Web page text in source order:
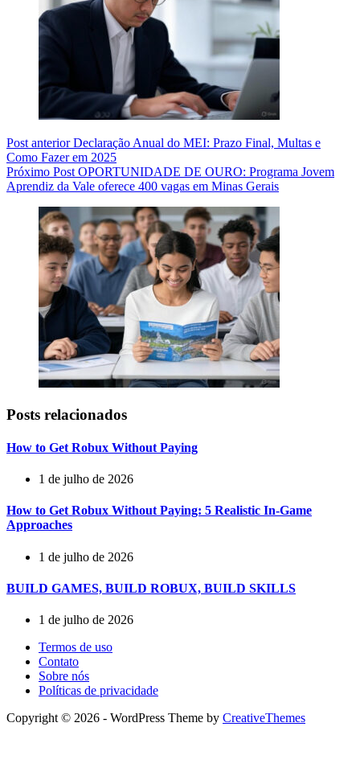
Post anteriorDeclaração Anual do MEI: Prazo Final, Multas e
Como Fazer em 2025
Próximo Post OPORTUNIDADE DE OURO: Programa Jovem
Aprendiz da Vale oferece 400 vagas em Minas Gerais
Posts relacionados
How to Get Robux Without Paying
1 de julho de 2026
How to Get Robux Without Paying: 5 Realistic In-Game
Approaches
1 de julho de 2026
BUILD GAMES, BUILD ROBUX, BUILD SKILLS
1 de julho de 2026
Termos de uso
Contato
Sobre nós
Políticas de privacidade
Copyright © 2026 - WordPress Theme by CreativeThemes